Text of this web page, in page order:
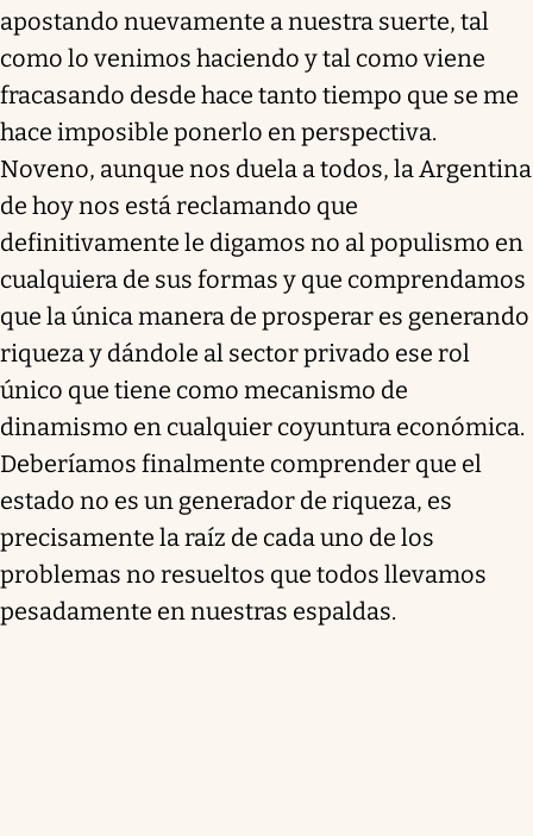
apostando nuevamente a nuestra suerte, tal
como lo venimos haciendo y tal como viene
fracasando desde hace tanto tiempo que se me
hace imposible ponerlo en perspectiva.
Noveno, aunque nos duela a todos, la Argentina
de hoy nos está reclamando que
definitivamente le digamos no al populismo en
cualquiera de sus formas y que comprendamos
que la única manera de prosperar es generando
riqueza y dándole al sector privado ese rol
único que tiene como mecanismo de
dinamismo en cualquier coyuntura económica.
Deberíamos finalmente comprender que el
estado no es un generador de riqueza, es
precisamente la raíz de cada uno de los
problemas no resueltos que todos llevamos
pesadamente en nuestras espaldas.